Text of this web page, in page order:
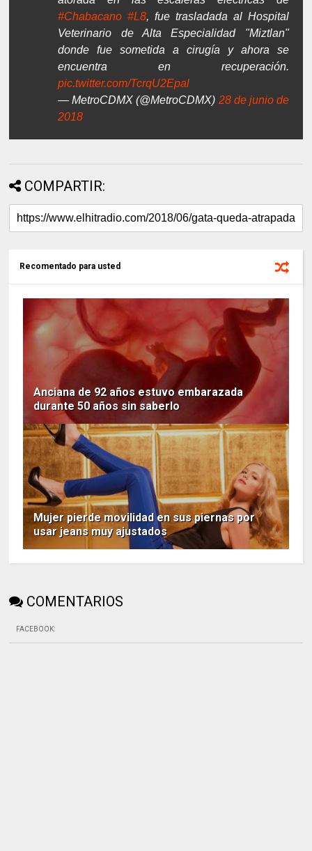
#Chabacano #L8, fue trasladada al Hospital
Veterinario de Alta Especialidad "Miztlan"
donde fue sometida a cirugía y ahora se
encuentra en recuperación.
pic.twitter.com/TcrqU2Epal
— MetroCDMX (@MetroCDMX) 28 de junio de
2018
COMPARTIR:
Recomentado para usted
Anciana de 92 años estuvo embarazada
durante 50 años sin saberlo
Mujer pierde movilidad en sus piernas por
usar jeans muy ajustados
COMENTARIOS
FACEBOOK: